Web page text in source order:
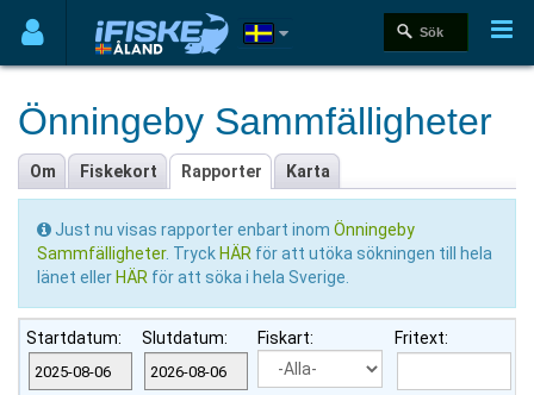
Önningeby Sammfälligheter
Om Fiskekort Rapporter Karta
Just nu visas rapporter enbart inom Önningeby
Sammfälligheter. Tryck HÄR för att utöka sökningen till hela
länet eller HÄR för att söka i hela Sverige.
Startdatum: Slutdatum: Fiskart: Fritext: